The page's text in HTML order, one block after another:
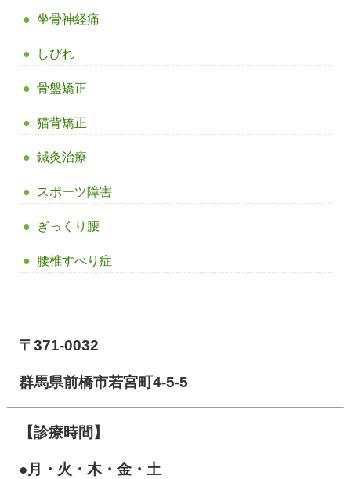
坐骨神経痛
しびれ
骨盤矯正
猫背矯正
鍼灸治療
スポーツ障害
ぎっくり腰
腰椎すべり症
〒371-0032
群馬県前橋市若宮町4-5-5
【診療時間】
●月・火・木・金・土